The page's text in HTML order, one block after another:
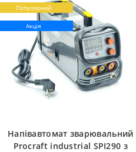
Популярний
Акція
Напівавтомат зварювальний
Procraft industrial SPI290 з